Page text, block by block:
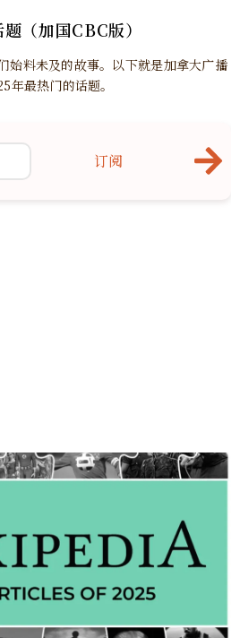
（加国CBC版）
始料未及的故事。以下就是加拿大广播
年最热门的话题。
订阅